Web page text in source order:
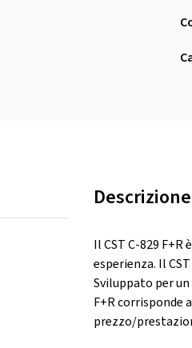
Descrizione
Il CST C-829
esperienza. Il
Sviluppato per
F+R
prezzo/